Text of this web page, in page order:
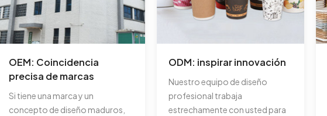
OEM: Coincidencia
precisa de marcas
Si tiene una marca y un
concepto de diseño maduros,
ODM: inspirar innovación
Nuestro equipo de diseño
profesional trabaja
estrechamente con usted para